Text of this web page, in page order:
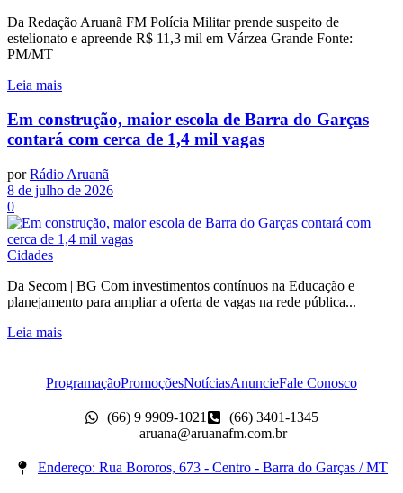
Da Redação Aruanã FM Polícia Militar prende suspeito de
estelionato e apreende R$ 11,3 mil em Várzea Grande Fonte:
PM/MT
Leia mais
Em construção, maior escola de Barra do Garças
contará com cerca de 1,4 mil vagas
por Rádio Aruanã
8 de julho de 2026
0
Cidades
Da Secom | BG Com investimentos contínuos na Educação e
planejamento para ampliar a oferta de vagas na rede pública...
Leia mais
ProgramaçãoPromoçõesNotíciasAnuncieFale Conosco
(66) 9 9909-1021
(66) 3401-1345
aruana@aruanafm.com.br
Endereço: Rua Bororos, 673 - Centro - Barra do Garças / MT